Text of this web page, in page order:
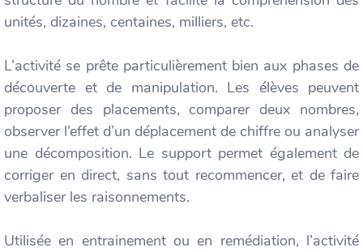
unités, dizaines, centaines, milliers, etc.
L’activité se prête particulièrement bien aux phases de
découverte et de manipulation. Les élèves peuvent
proposer des placements, comparer deux nombres,
observer l’effet d’un déplacement de chiffre ou analyser
une décomposition. Le support permet également de
corriger en direct, sans tout recommencer, et de faire
verbaliser les raisonnements.
Utilisée en entrainement ou en remédiation, l’activité